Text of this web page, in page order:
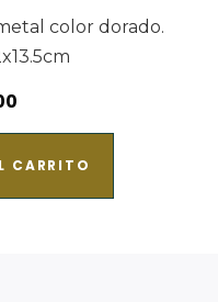
color dorado.
CARRITO